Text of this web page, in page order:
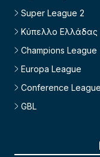
Super League 2
Κύπελλο Ελλάδας
Champions League
Europa League
Conference League
GBL